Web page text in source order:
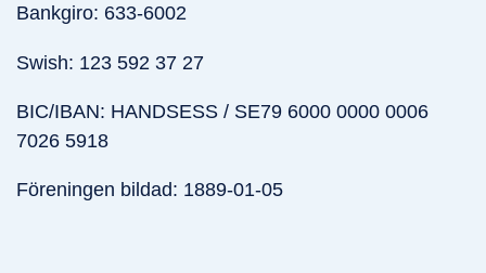
Bankgiro: 633-6002
Swish: 123 592 37 27
BIC/IBAN: HANDSESS / SE79 6000 0000 0006
7026 5918
Föreningen bildad: 1889-01-05